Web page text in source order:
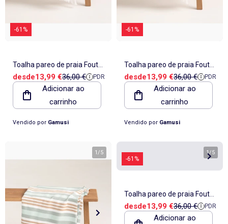
-61%
Toalha pareo de praia Fouta,
tecido em relevo - Gamusi.
desdePreço de venda
13,99 €Preço de referência
36,00 € PDR
Adicionar ao
carrinho
Vendido por Gamusi
-61%
Toalha pareo de praia Fouta,
tecido em relevo - Gamusi.
desdePreço de venda
13,99 €Preço de
36,00 € PDR
Adicionar ao
carrinho
Vendido por Gamusi
1/5
-61%
1/5
Toalha pareo de praia Fouta,
tecido em relevo - Gamusi.
desdePreço de venda
13,99 €Preço de
36,00 € PDR
Adicionar ao